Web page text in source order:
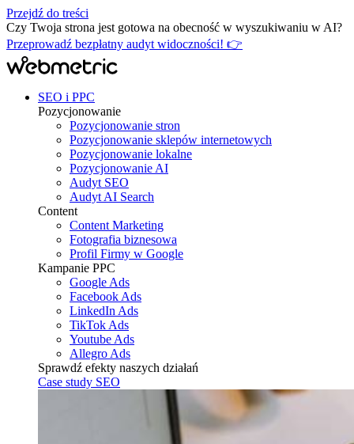
Przejdź do treści
Czy Twoja strona jest gotowa na obecność w wyszukiwaniu w AI?
Przeprowadź bezpłatny audyt widoczności! 👉
SEO i PPC
Pozycjonowanie
Pozycjonowanie stron
Pozycjonowanie sklepów internetowych
Pozycjonowanie lokalne
Pozycjonowanie AI
Audyt SEO
Audyt AI Search
Content
Content Marketing
Fotografia biznesowa
Profil Firmy w Google
Kampanie PPC
Google Ads
Facebook Ads
LinkedIn Ads
TikTok Ads
Youtube Ads
Allegro Ads
Sprawdź efekty naszych działań
Case study SEO